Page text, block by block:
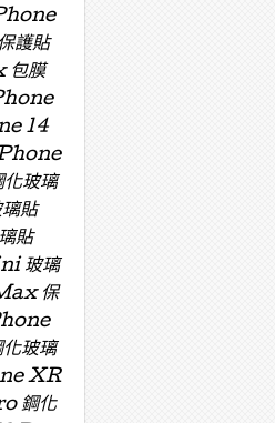
護貼
膜
14
玻璃
貼
貼
玻璃
保
玻璃
XR
鋼化